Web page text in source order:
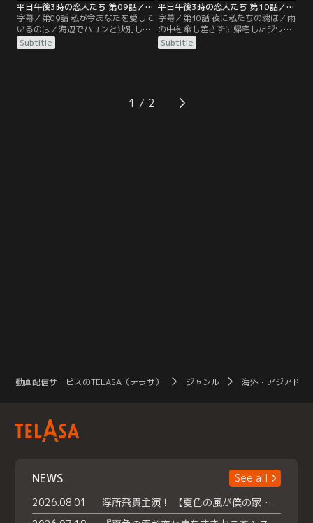
平日午後3時の恋人たち 第09話／字幕
字幕／第09話 私が今あなたを愛して
いるのは／海辺でハユンと決別し帰
宅したスアは、ヨンジェの態度に違
和感を覚える。そして自分の車に
とだったと後悔するスアだが、ジウ
ンは人を愛するのは悪いことかと口
Subtitle
平日午後3時の恋人たち 第10話／字幕
字幕／第10話 夜に私たちの魂は／雨
の中を傘も差さずに帰宅したジウン
は熱を出し、ジョンウも肺炎で倒れ
てしまう。たまたまジョンウが運び
ずジョンウの学校へ行くのだが、ミ
ニョンと一緒にいるジョンウを目に
Subtitle
1
動画配信サービスのTELASA（テラサ） ジャンル 海外・アジアドラ
NEWS
See all
2026.08.01
浮所飛貴主演！ 【夏色の風が僕の家にやってきた】 本日よりテラサで独占配信スタート！